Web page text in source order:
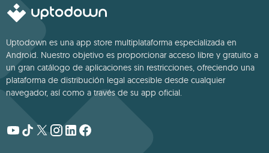
Uptodown es una app store multiplataforma especializada en
Android. Nuestro objetivo es proporcionar acceso libre y gratuito a
un gran catálogo de aplicaciones sin restricciones, ofreciendo una
plataforma de distribución legal accesible desde cualquier
navegador, así como a través de su app oficial.